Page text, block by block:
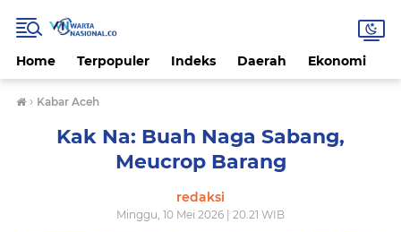
Home Terpopuler Indeks Daerah Ekonomi
› Kabar Aceh
Kak Na: Buah Naga Sabang,
Meucrop Barang
redaksi
Minggu, 10 Mei 2026 | 20.21 WIB